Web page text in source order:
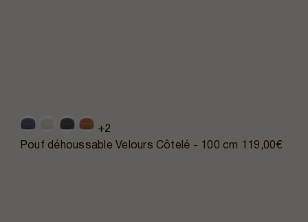
+2
Pouf déhoussable Velours Côtelé - 100 cm 119,00€